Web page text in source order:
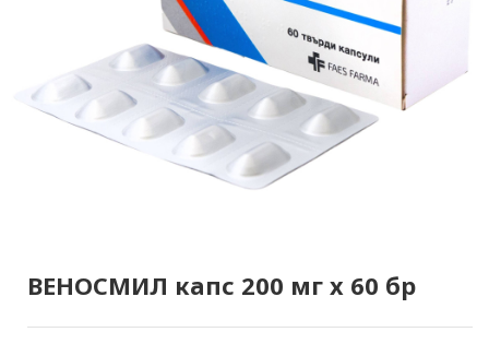
ВЕНОСМИЛ капс 200 мг х 60 бр